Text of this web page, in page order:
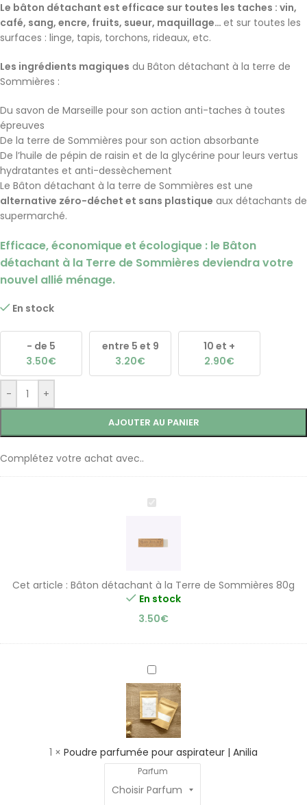
Le bâton détachant est efficace sur toutes les taches : vin,
café, sang, encre, fruits, sueur, maquillage… et sur toutes les
surfaces : linge, tapis, torchons, rideaux, etc.
Les ingrédients magiques du Bâton détachant à la terre de
Sommières :
Du savon de Marseille pour son action anti-taches à toutes
épreuves
De la terre de Sommières pour son action absorbante
De l’huile de pépin de raisin et de la glycérine pour leurs vertus
hydratantes et anti-dessèchement
Le Bâton détachant à la terre de Sommières est une
alternative zéro-déchet et sans plastique aux détachants de
supermarché.
Efficace, économique et écologique : le Bâton
détachant à la Terre de Sommières deviendra votre
nouvel allié ménage.
En stock
- de 5
3.50€
entre 5 et 9
3.20€
10 et +
2.90€
- +
AJOUTER AU PANIER
Complétez votre achat avec..
Bâton
la
Sommières
Cet article : Bâton détachant à la Terre de Sommières 80g
En stock
3.50€
Poudre
parfumée
pour
aspirateur
|
1 × Poudre parfumée pour aspirateur | Anilia
Parfum